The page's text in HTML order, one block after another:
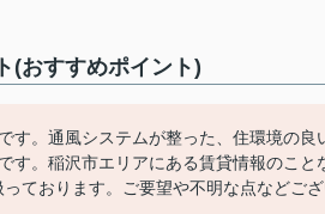
おすすめポイント)
す。通風システムが整った、住環境の
す。稲沢市エリアにある賃貸情報のこ
ております。ご要望や不明な点などご